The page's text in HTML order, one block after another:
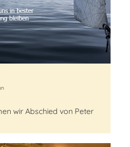
wir Abschied von Peter